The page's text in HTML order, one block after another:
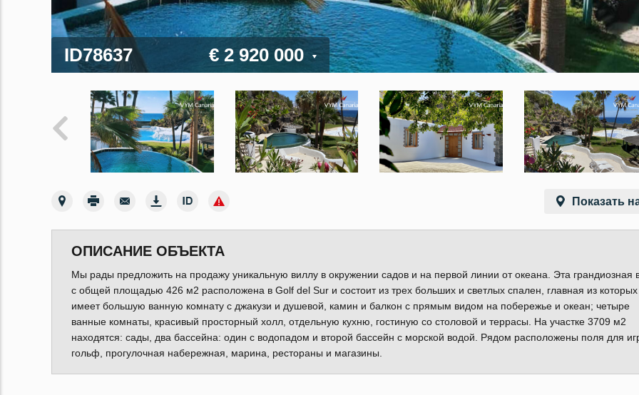
ID78637 € 2 920 000
Показать
ОПИСАНИЕ ОБЪЕКТА
Мы рады предложить на продажу уникальную виллу в окружении садов и на первой линии от океана. Эта грандиозная
с общей площадью 426 м2 расположена в Golf del Sur и состоит из трех больших и светлых спален, главная из которых
имеет большую ванную комнату с джакузи и душевой, камин и балкон с прямым видом на побережье и океан; четыре
ванные комнаты, красивый просторный холл, отдельную кухню, гостиную со столовой и террасы. На участке 3709 м2
находятся: сады, два бассейна: один с водопадом и второй бассейн с морской водой. Рядом расположены поля для
гольф, прогулочная набережная, марина, рестораны и магазины.